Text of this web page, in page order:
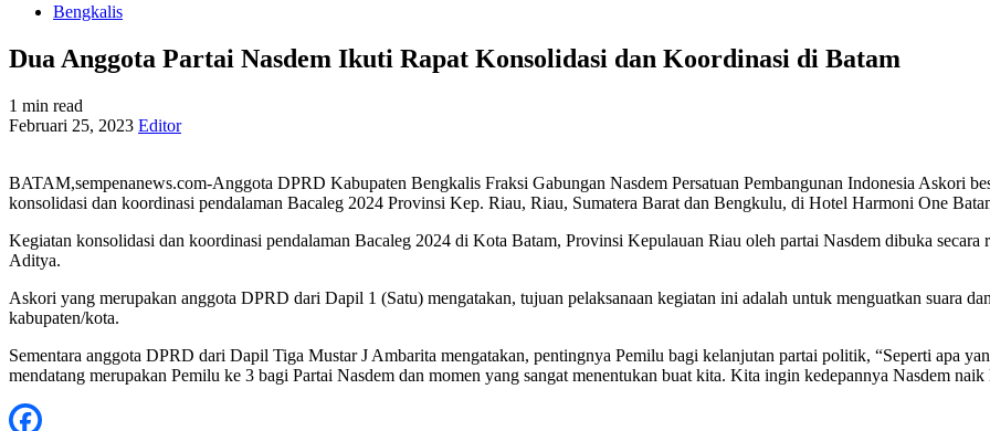
Bengkalis
Dua Anggota Partai Nasdem Ikuti Rapat Konsolidasi dan Koordinasi di Batam
1 min read
Februari 25, 2023 Editor
BATAM,sempenanews.com-Anggota DPRD Kabupaten Bengkalis Fraksi Gabungan Nasdem Persatuan Pembangunan Indonesia Askori
konsolidasi dan koordinasi pendalaman Bacaleg 2024 Provinsi Kep. Riau, Riau, Sumatera Barat dan Bengkulu, di Hotel Harmoni One
Kegiatan konsolidasi dan koordinasi pendalaman Bacaleg 2024 di Kota Batam, Provinsi Kepulauan Riau oleh partai Nasdem dibuka
Aditya.
Askori yang merupakan anggota DPRD dari Dapil 1 (Satu) mengatakan, tujuan pelaksanaan kegiatan ini adalah untuk menguatkan suara
kabupaten/kota.
Sementara anggota DPRD dari Dapil Tiga Mustar J Ambarita mengatakan, pentingnya Pemilu bagi kelanjutan partai politik, “Seperti apa
mendatang merupakan Pemilu ke 3 bagi Partai Nasdem dan momen yang sangat menentukan buat kita. Kita ingin kedepannya Nasdem